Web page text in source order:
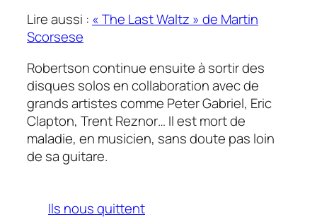
Lire aussi : « The Last Waltz » de Martin
Scorsese
Robertson continue ensuite à sortir des
disques solos en collaboration avec de
grands artistes comme Peter Gabriel, Eric
Clapton, Trent Reznor… Il est mort de
maladie, en musicien, sans doute pas loin
de sa guitare.
Ils nous quittent